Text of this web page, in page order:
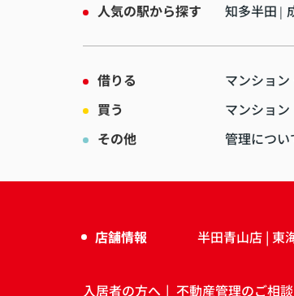
人気の駅から探す
知多半田 |
借りる マンショ
買う
マンション
その他
管理につい
店舗情報 半田青山店 東
入居者の方へ 不動産管理のご相談